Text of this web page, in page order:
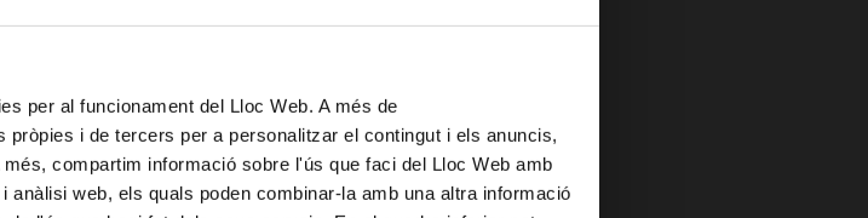
per al funcionament del Lloc Web. A més de
i de tercers per a personalitzar el contingut i els anuncis,
compartim informació sobre l'ús que faci del Lloc Web amb
web, els quals poden combinar-la amb una altra informació